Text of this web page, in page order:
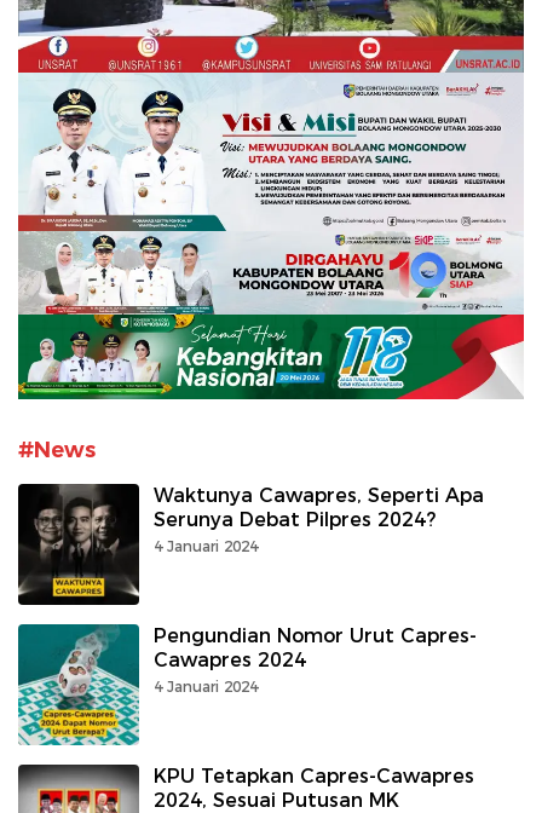
#News
Waktunya Cawapres, Seperti Apa
Serunya Debat Pilpres 2024?
4 Januari 2024
Pengundian Nomor Urut Capres-
Cawapres 2024
4 Januari 2024
KPU Tetapkan Capres-Cawapres
2024, Sesuai Putusan MK